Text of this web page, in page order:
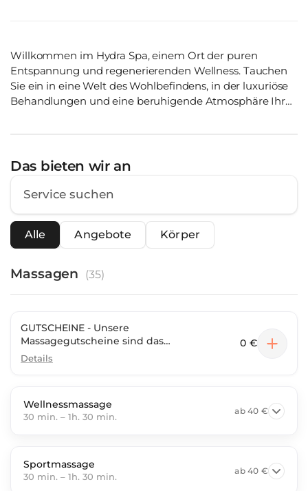
Willkommen im Hydra Spa, einem Ort der puren
Entspannung und regenerierenden Wellness. Tauchen
Sie ein in eine Welt des Wohlbefindens, in der luxuriöse
Behandlungen und eine beruhigende Atmosphäre Ihr
Erfahren Sie tiefe Ruhe, begleitet von wohltuenden
Entdecken Sie, wie Hydra Spa zur Quelle der Erholung
wir an:
Das bieten wir an
Alle Angebote Körper
Massagen (35)
GUTSCHEINE - Unsere
Massagegutscheine sind das
perfekte Geschenk; schenken Sie
Wohlfühlmomente! Wählen Sie
samt Dauer gemäß der aktuellen
Preisliste. Einfach per E-Mail
abholen.
Details
0 €
Wellnessmassage
30 min. – 1h. 30 min.
ab40 €
Sportmassage
30 min. – 1h. 30 min.
ab40 €